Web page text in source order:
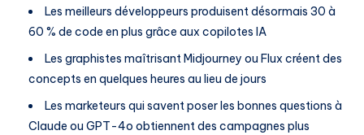
Les meilleurs développeurs produisent désormais 30 à
60 % de code en plus grâce aux copilotes IA
Les graphistes maîtrisant Midjourney ou Flux créent des
concepts en quelques heures au lieu de jours
Les marketeurs qui savent poser les bonnes questions à
Claude ou GPT-4o obtiennent des campagnes plus